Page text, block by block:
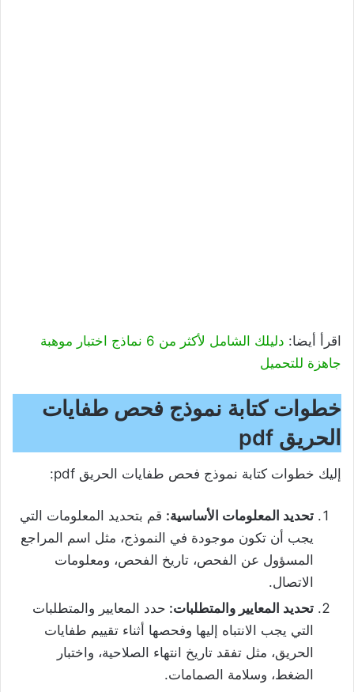
اقرأ أيضا:
دليلك الشامل لأكثر من 6 نماذج اختبار موهبة
جاهزة للتحميل
خطوات كتابة نموذج فحص طفايات
الحريق pdf
إليك خطوات كتابة نموذج فحص طفايات الحريق pdf:
تحديد المعلومات الأساسية: قم بتحديد المعلومات التي
يجب أن تكون موجودة في النموذج، مثل اسم المراجع
المسؤول عن الفحص، تاريخ الفحص، ومعلومات
الاتصال.
تحديد المعايير والمتطلبات: حدد المعايير والمتطلبات
التي يجب الانتباه إليها وفحصها أثناء تقييم طفايات
الحريق، مثل تفقد تاريخ انتهاء الصلاحية، واختبار
الضغط، وسلامة الصمامات.